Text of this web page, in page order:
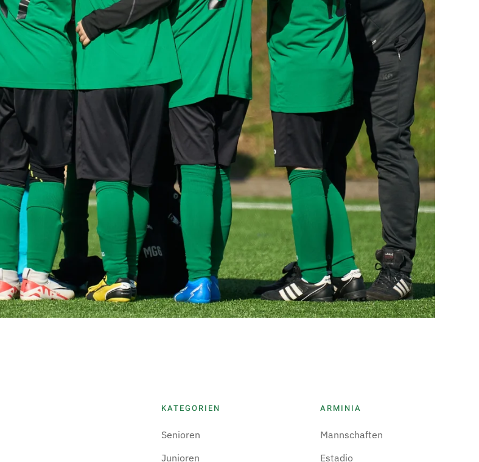
KATEGORIEN
Senioren
Junioren
ARMINIA
Mannschaften
Estadio